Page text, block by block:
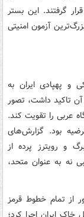
گرفتند. این بستر
آزمون امنیتی
و پهپادی ایران به
آن تاکید داشت، تصور
عربی را تقویت کند.
بود. گزارش‌های
و رویترز پرده از
نه به عنوان متحد،
از تمام خطوط قرمز
ایران اجرا کرد؛